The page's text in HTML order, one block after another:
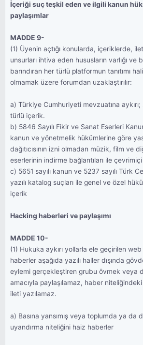
İçeriği suç teşkil eden ve ilgili kanun
paylaşımlar
MADDE 9-
(1) Üyenin açtığı konularda, içeriklerde,
unsurları ihtiva eden hususların varlığı ve
barındıran her türlü platformun tanıtımı
olmamak üzere forumdan uzaklaştırılır:
a) Türkiye Cumhuriyeti mevzuatına
türlü içerik.
b) 5846 Sayılı Fikir ve Sanat Eserleri
kanun ve yönetmelik hükümlerine göre
dağıtıcısının izni olmadan müzik, film ve
eserlerinin indirme bağlantıları ile çevrimiçi
c) 5651 sayılı kanun ve 5237 sayılı Türk
yazılı katalog suçları ile genel ve özel
içerik
Hacking haberleri ve paylaşımı
MADDE 10-
(1) Hukuka aykırı yollarla ele geçirilen
haberler aşağıda yazılı haller dışında
eylemi gerçekleştiren grubu övmek veya
amacıyla paylaşılamaz, haber
ileti yazılamaz.
a) Basına yansımış veya toplumda ya da
uyandırma niteliğini haiz haberler